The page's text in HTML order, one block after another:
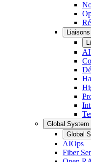
AI
Global System
Global
AIOps
Fiber